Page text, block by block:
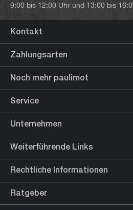
9:00 bis 12:00 Uhr und 13:00 bis
Kontakt
Zahlungsarten
Noch mehr paulimot
Service
Unternehmen
Weiterführende Links
Rechtliche Informationen
Ratgeber